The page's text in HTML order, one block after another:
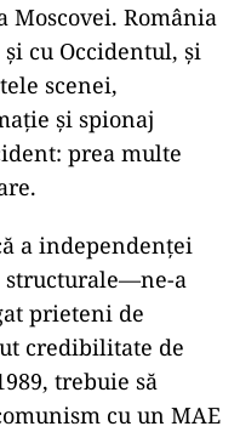
Moscovei. România
cu Occidentul, și
scenei,
și spionaj
prea multe
a independenței
structurale—ne-a
prieteni de
credibilitate de
trebuie să
cu un MAE